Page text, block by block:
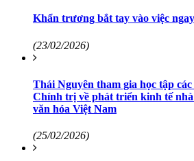
Khẩn trương bắt tay vào việc
(23/02/2026)
Thái Nguyên tham gia học tập
Chính trị về phát triển kinh tế
văn hóa Việt Nam
(25/02/2026)